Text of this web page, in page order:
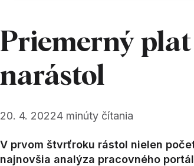
Priemerný
narástol
20. 4. 20224 minúty čítania
V prvom štvrťroku rástol nielen
najnovšia analýza pracovného